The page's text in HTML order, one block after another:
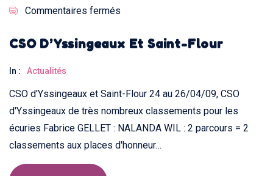
Commentaires fermés
CSO D’Yssingeaux Et Saint-Flour
In : Actualités
CSO d'Yssingeaux et Saint-Flour 24 au 26/04/09, CSO
d'Yssingeaux de très nombreux classements pour les
écuries Fabrice GELLET : NALANDA WIL : 2 parcours = 2
classements aux places d'honneur…